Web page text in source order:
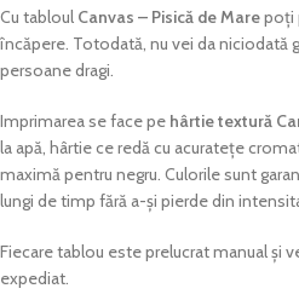
Cu tabloul Canvas – Pisică de Marepoți
încăpere. Totodată, nu vei da niciodată
persoane dragi.
Imprimarea se face pe hârtie textură
la apă, hârtie ce redă cu acuratețe
maximă pentru negru. Culorile sunt
lungi de timp fără a-și pierde din
Fiecare tablou este prelucrat manual și
expediat.